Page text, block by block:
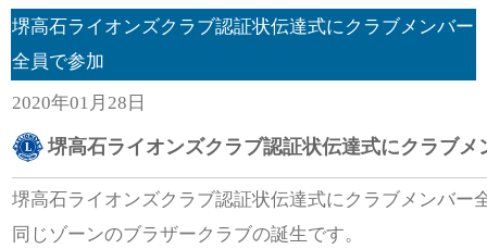
堺高石ライオンズクラブ認証状伝達式にクラブメンバー
全員で参加
2020年01月28日
堺高石ライオンズクラブ認証状伝達式にクラブメ
堺高石ライオンズクラブ認証状伝達式にクラブメンバー
同じゾーンのブラザークラブの誕生です。